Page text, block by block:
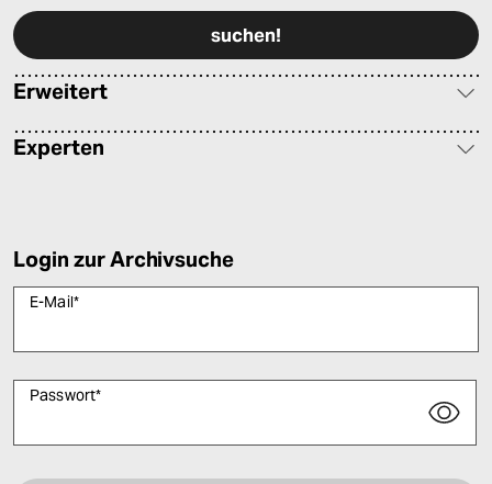
Erweitert
Experten
Login zur Archivsuche
E-Mail*
Passwort*